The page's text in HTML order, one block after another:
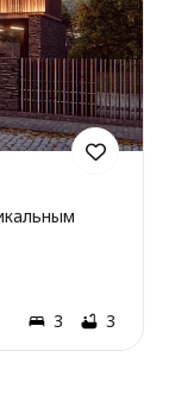
3 3